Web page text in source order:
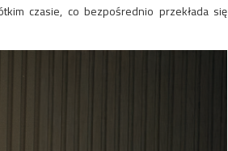
czasie, co bezpośrednio przekłada się